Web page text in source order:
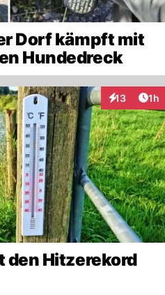
Dorf kämpft mit
Hundedreck
13 1h
den Hitzerekord